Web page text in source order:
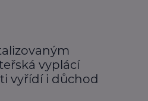
vyplácí
vyřídí i důchod